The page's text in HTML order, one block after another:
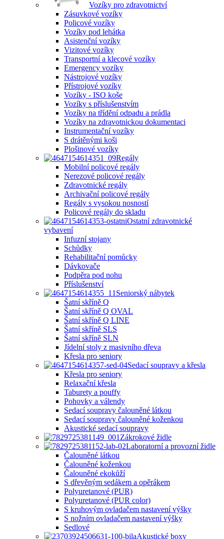
Vozíky pro zdravotnictví
Zásuvkové vozíky
Policové vozíky
Vozíky pod lehátka
Asistenční vozíky
Vizitové vozíky
Transportní a klecové vozíky
Emergency vozíky
Nástrojové vozíky
Přístrojové vozíky
Vozíky - ISO koše
Vozíky s příslušenstvím
Vozíky na třídění odpadu a prádla
Vozíky na zdravotnickou dokumentaci
Instrumentační vozíky
S drátěnými koši
Plošinové vozíky
Regály
Mobilní policové regály
Nerezové policové regály
Zdravotnické regály
Archivační policové regály
Regály s vysokou nosností
Policové regály do skladu
Ostatní zdravotnické
vybavení
Infuzní stojany
Schůdky
Rehabilitační pomůcky
Dávkovače
Podpěra pod nohu
Příslušenství
Seniorský nábytek
Šatní skříně Q
Šatní skříně Q OVAL
Šatní skříně Q LINE
Šatní skříně SLS
Šatní skříně SLN
Jídelní stoly z masivního dřeva
Křesla pro seniory
Sedací soupravy a křesla
Křesla pro seniory
Relaxační křesla
Taburety a pouffy
Pohovky a válendy
Sedací soupravy čalouněné látkou
Sedací soupravy čalouněné koženkou
Akustické sedací soupravy
Zákrokové židle
Laboratorní a provozní židle
Čalouněné látkou
Čalouněné koženkou
Čalouněné ekokůží
S dřevěným sedákem a opěrákem
Polyuretanové (PUR)
Polyuretanové (PUR color)
S kruhovým ovladačem nastavení výšky
S nožním ovladačem nastavení výšky
Sedlové
Akustické boxy